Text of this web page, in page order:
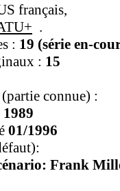
français,
.
: 19 (série en-
: 15
connue) :
1989
01/1996
Frank